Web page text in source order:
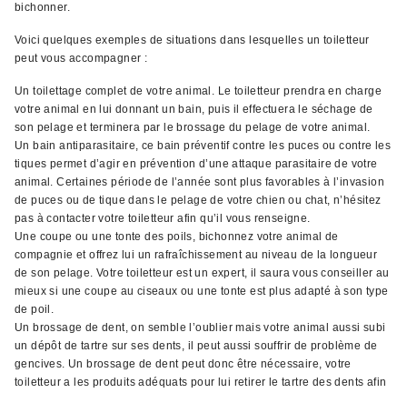
bichonner.
Voici quelques exemples de situations dans lesquelles un toiletteur
peut vous accompagner :
Un toilettage complet de votre animal. Le toiletteur prendra en charge
votre animal en lui donnant un bain, puis il effectuera le séchage de
son pelage et terminera par le brossage du pelage de votre animal.
Un bain antiparasitaire, ce bain préventif contre les puces ou contre les
tiques permet d’agir en prévention d’une attaque parasitaire de votre
animal. Certaines période de l’année sont plus favorables à l’invasion
de puces ou de tique dans le pelage de votre chien ou chat, n’hésitez
pas à contacter votre toiletteur afin qu’il vous renseigne.
Une coupe ou une tonte des poils, bichonnez votre animal de
compagnie et offrez lui un rafraîchissement au niveau de la longueur
de son pelage. Votre toiletteur est un expert, il saura vous conseiller au
mieux si une coupe au ciseaux ou une tonte est plus adapté à son type
de poil.
Un brossage de dent, on semble l’oublier mais votre animal aussi subi
un dépôt de tartre sur ses dents, il peut aussi souffrir de problème de
gencives. Un brossage de dent peut donc être nécessaire, votre
toiletteur a les produits adéquats pour lui retirer le tartre des dents afin